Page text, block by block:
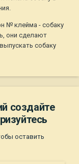
№ клейма - собаку
они сделают
собаку
создайте
оставить